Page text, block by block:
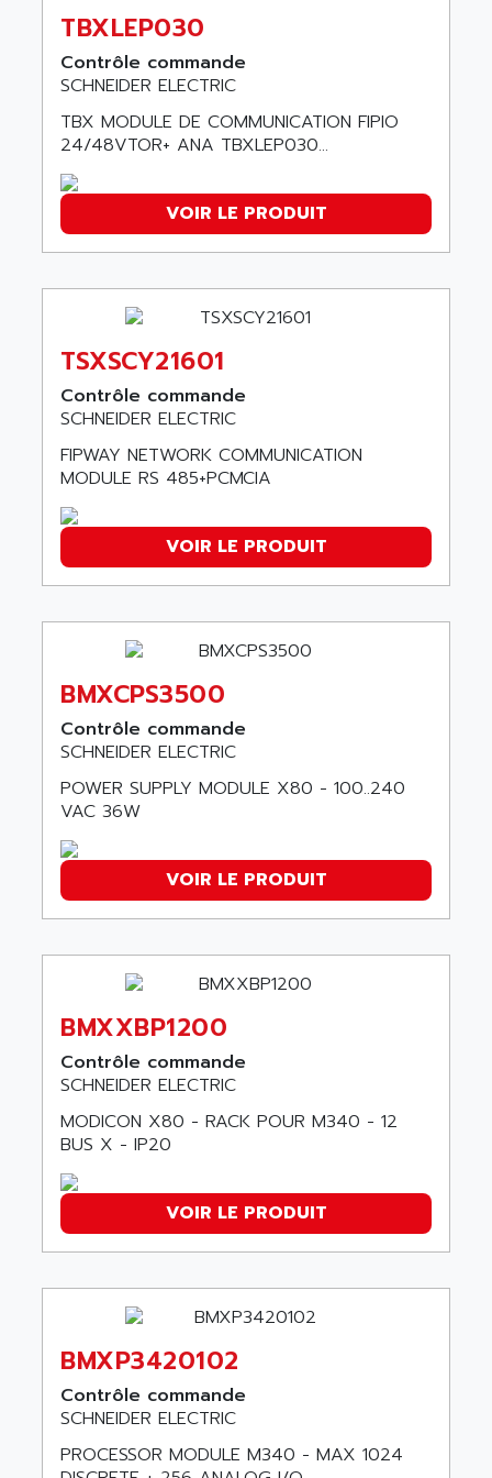
530 SERIES
C170
RESISTRON
OP30/B
DNC
FLEX DRIVE
FD-B SERIES
MAESTRO
J2-SUPER SERIES
TFS
ALTIVAR 58
KRC2
ABR7
VR1B
MDLD
MENTOR 2
KRC1
MULTICONTROL
SYSDRIVE
ACI
TESYS
SYNCHRONOUS SERVO MOTOR
Kinetix 6000
MELSEC
ND
RTS
VPC
2500M
2500
HARMONY XVBC
ACS600
PG
SINAMICS
ARDUINO
AREVA
ARGUS
ARIA
ARICO
ARINC
ARIS
ARIS HERION
ARISTO
ARISTON
ARITECH
ARIZONA
ARL
AROLIT-PLASTIC
ARPS
ARSEFRAM
ARSILICII
ARSOFT
ART
ARTECHNIC
ARTESYN
ARTESYN EMBEDDED TECHNOLOGIES
ARTILA
ARTIS
ARTLII
ARX
AS INFO
ASAHI
ASAHI ENGINEERING
ASCII
ASCOM
ASE ENERGY
ASEA
ASEDO
TBXLEP030
Contrôle commande
SCHNEIDER ELECTRIC
TBX MODULE DE COMMUNICATION FIPIO
24/48VTOR+ ANA TBXLEP030...
VOIR LE PRODUIT
TSXSCY21601
Contrôle commande
SCHNEIDER ELECTRIC
FIPWAY NETWORK COMMUNICATION
MODULE RS 485+PCMCIA
VOIR LE PRODUIT
BMXCPS3500
Contrôle commande
SCHNEIDER ELECTRIC
POWER SUPPLY MODULE X80 - 100..240
VAC 36W
VOIR LE PRODUIT
BMXXBP1200
Contrôle commande
SCHNEIDER ELECTRIC
MODICON X80 - RACK POUR M340 - 12
BUS X - IP20
VOIR LE PRODUIT
BMXP3420102
Contrôle commande
SCHNEIDER ELECTRIC
PROCESSOR MODULE M340 - MAX 1024